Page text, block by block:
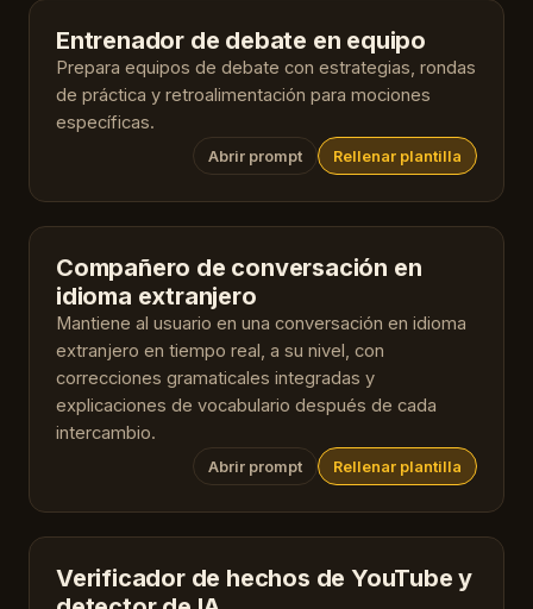
Entrenador de debate en equipo
Prepara equipos de debate con estrategias, rondas
de práctica y retroalimentación para mociones
específicas.
Abrir prompt Rellenar plantilla
Compañero de conversación en
idioma extranjero
Mantiene al usuario en una conversación en idioma
extranjero en tiempo real, a su nivel, con
correcciones gramaticales integradas y
explicaciones de vocabulario después de cada
intercambio.
Abrir prompt Rellenar plantilla
Verificador de hechos de YouTube y